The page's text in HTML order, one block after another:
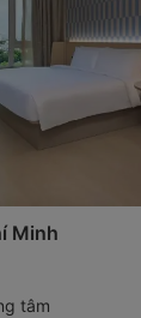
Minh
tâm